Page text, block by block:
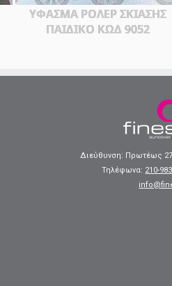
ΥΦΑΣΜΑ ΡΟΛΕΡ ΣΚΙΑΣΗΣ
ΠΑΙΔΙΚΟ ΚΩΔ 9052
Διεύθυνση: Πρωτέως
Τηλέφωνα: 210-